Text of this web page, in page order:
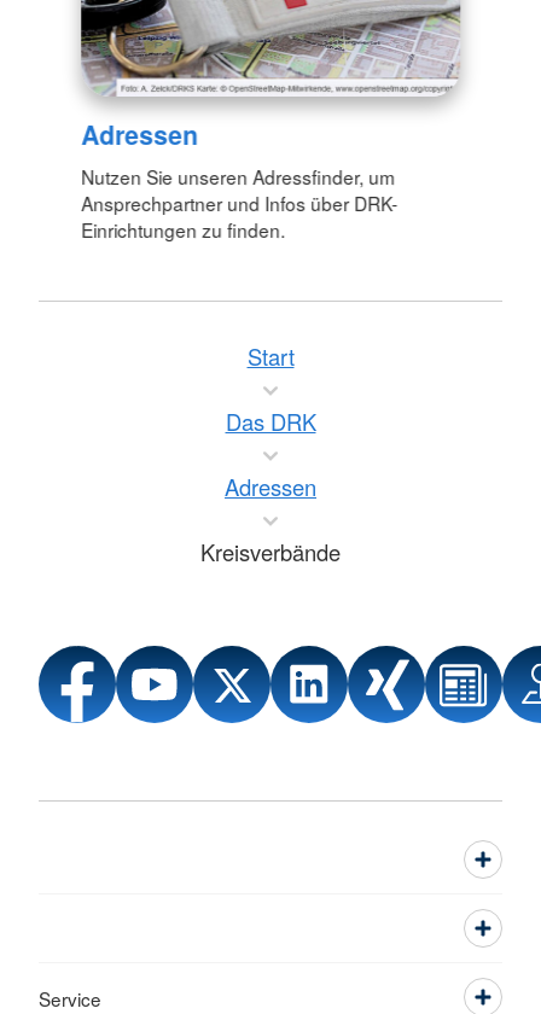
Adressen
Nutzen Sie unseren Adressfinder, um
Ansprechpartner und Infos über DRK-
Einrichtungen zu finden.
Start
Das DRK
Adressen
Kreisverbände
Service